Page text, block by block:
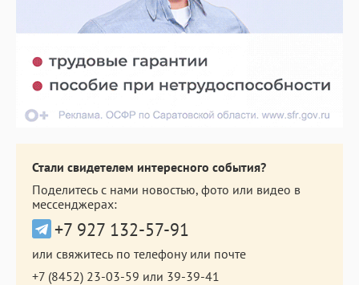
Стали свидетелем интересного события?
Поделитесь с нами новостью, фото или видео в
мессенджерах:
+7 927 132-57-91
или свяжитесь по телефону или почте
+7 (8452) 23-03-59 или 39-39-41